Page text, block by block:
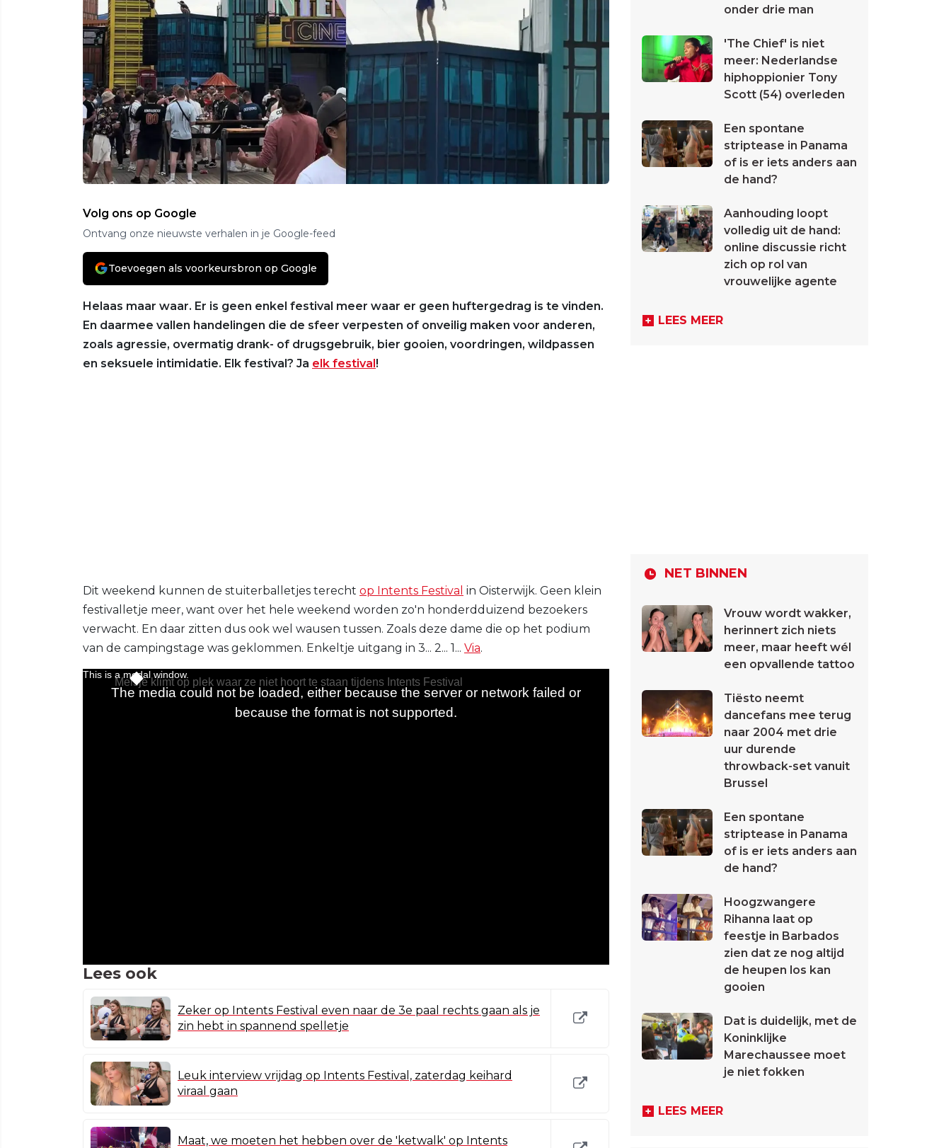
Volg ons op Google
Ontvang onze nieuwste verhalen in je Google-feed
Toevoegen als voorkeursbron op Google
Helaas maar waar. Er is geen enkel festival meer waar er geen huftergedrag is te vinden.
En daarmee vallen handelingen die de sfeer verpesten of onveilig maken voor anderen,
zoals agressie, overmatig drank- of drugsgebruik, bier gooien, voordringen, wildpassen
en seksuele intimidatie. Elk festival? Ja elk festival!
Dit weekend kunnen de stuiterballetjes terecht op Intents Festival in Oisterwijk. Geen klein
festivalletje meer, want over het hele weekend worden zo'n honderdduizend bezoekers
verwacht. En daar zitten dus ook wel wausen tussen. Zoals deze dame die op het podium
van de campingstage was geklommen. Enkeltje uitgang in 3... 2... 1... Via.
Lees ook
Zeker op Intents Festival even naar de 3e paal rechts gaan als je
zin hebt in spannend spelletje
Leuk interview vrijdag op Intents Festival, zaterdag keihard
viraal gaan
Maat, we moeten het hebben over de 'ketwalk' op Intents
onder drie man
'The Chief' is niet
meer: Nederlandse
hiphoppionier Tony
Scott (54) overleden
Een spontane
striptease in Panama
of is er iets anders aan
de hand?
Aanhouding loopt
volledig uit de hand:
online discussie richt
zich op rol van
vrouwelijke agente
LEES MEER
NET BINNEN
Vrouw wordt wakker,
herinnert zich niets
meer, maar heeft wél
een opvallende tattoo
Tiësto neemt
dancefans mee terug
naar 2004 met drie
uur durende
throwback-set vanuit
Brussel
Een spontane
striptease in Panama
of is er iets anders aan
de hand?
Hoogzwangere
Rihanna laat op
feestje in Barbados
zien dat ze nog altijd
de heupen los kan
gooien
Dat is duidelijk, met de
Koninklijke
Marechaussee moet
je niet fokken
LEES MEER